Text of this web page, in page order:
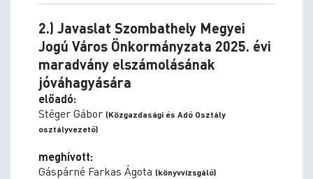
2.) Javaslat Szombathely Megyei
Jogú Város Önkormányzata 2025. évi
maradvány elszámolásának
jóváhagyására
előadó:
Stéger Gábor (Közgazdasági és Adó Osztály
osztályvezető)
meghívott:
Gáspárné Farkas Ágota (könyvvizsgáló)